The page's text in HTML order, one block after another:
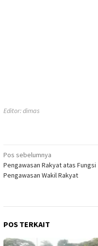
Editor: dimas
Navigasi
pos
Pos sebelumnya
Pengawasan Rakyat atas Fungsi
Pengawasan Wakil Rakyat
POS TERKAIT